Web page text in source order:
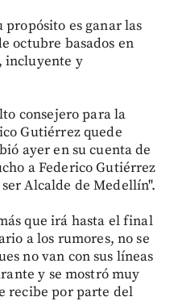
propósito es ganar las
octubre basados en
incluyente y
consejero para la
Gutiérrez quede
ayer en su cuenta de
a Federico Gutiérrez
Alcalde de Medellín".
que irá hasta el final
a los rumores, no se
no van con sus líneas
y se mostró muy
recibe por parte del